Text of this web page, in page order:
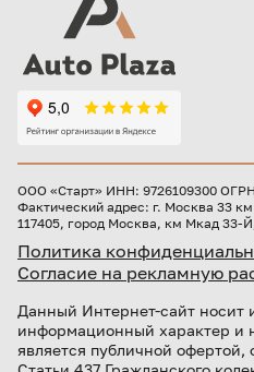
ООО «Старт» ИНН: 9726109300
Фактический адрес: г. Москва 33
117405, город Москва, км Мкад 33-
Политика
Согласие на рекламную
Данный Интернет-сайт носит
информационный характер и
является публичной